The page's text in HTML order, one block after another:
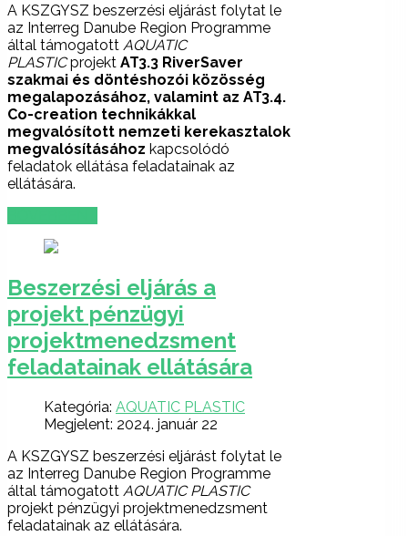
A KSZGYSZ beszerzési eljárást folytat le
az Interreg Danube Region Programme
által támogatott AQUATIC
PLASTICprojekt AT3.3 RiverSaver
szakmai és döntéshozói közösség
megalapozásához, valamint az AT3.4.
Co-creation technikákkal
megvalósított nemzeti kerekasztalok
megvalósításához kapcsolódó
feladatok ellátása feladatainak az
ellátására.
Beszerzési eljárás a
projekt pénzügyi
projektmenedzsment
feladatainak ellátására
Kategória: AQUATIC PLASTIC
Megjelent: 2024. január 22
A KSZGYSZ beszerzési eljárást folytat le
az Interreg Danube Region Programme
által támogatott AQUATIC PLASTIC
projekt pénzügyi projektmenedzsment
feladatainak az ellátására.